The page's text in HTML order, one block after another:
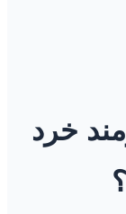
خرد